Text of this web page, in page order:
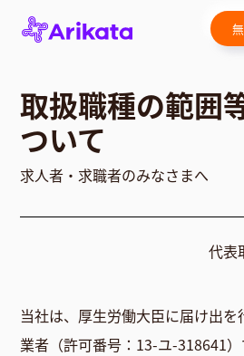
取扱職種の範囲
ついて
求人者・求職者のみなさまへ
代表
当社は、厚生労働大臣に届け出
業者（許可番号：13-ユ-318641）